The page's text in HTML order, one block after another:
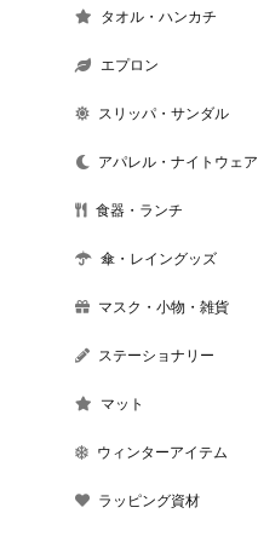
タオル・ハンカチ
エプロン
スリッパ・サンダル
アパレル・ナイトウェア
食器・ランチ
傘・レイングッズ
マスク・小物・雑貨
ステーショナリー
マット
ウィンターアイテム
ラッピング資材